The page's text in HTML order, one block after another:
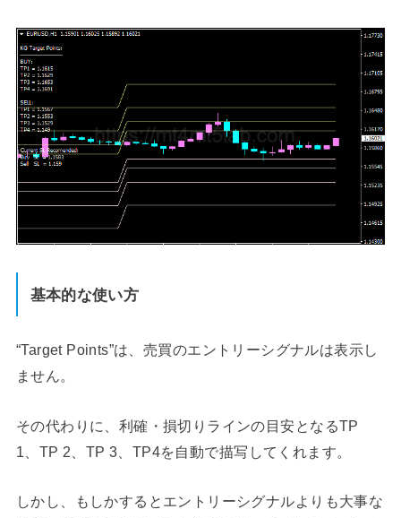
基本的な使い方
“Target Points”は、売買のエントリーシグナルは表示し
ません。
その代わりに、利確・損切りラインの目安となるTP
1、TP 2、TP 3、TP4を自動で描写してくれます。
しかし、もしかするとエントリーシグナルよりも大事な